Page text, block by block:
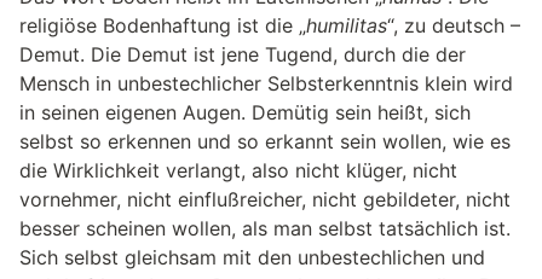
religiöse Bodenhaftung ist die „humilitas“, zu deutsch –
Demut. Die Demut ist jene Tugend, durch die der
Mensch in unbestechlicher Selbsterkenntnis klein wird
in seinen eigenen Augen. Demütig sein heißt, sich
selbst so erkennen und so erkannt sein wollen, wie es
die Wirklichkeit verlangt, also nicht klüger, nicht
vornehmer, nicht einflußreicher, nicht gebildeter, nicht
besser scheinen wollen, als man selbst tatsächlich ist.
Sich selbst gleichsam mit den unbestechlichen und